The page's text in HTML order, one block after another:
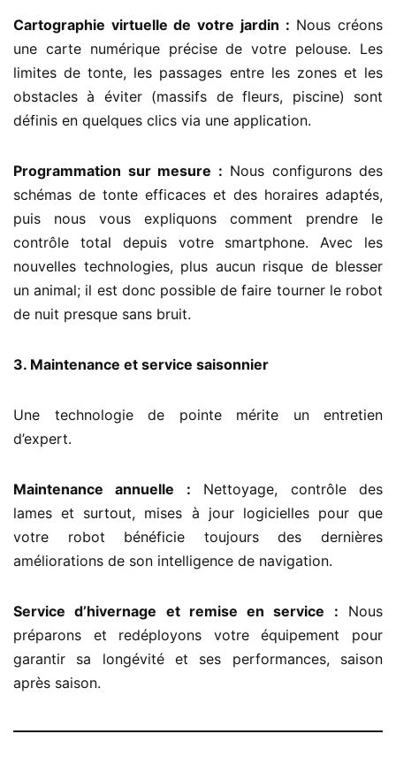
Cartographie virtuelle de votre jardin : Nous créons
une carte numérique précise de votre pelouse. Les
limites de tonte, les passages entre les zones et les
obstacles à éviter (massifs de fleurs, piscine) sont
définis en quelques clics via une application.
Programmation sur mesure : Nous configurons des
schémas de tonte efficaces et des horaires adaptés,
puis nous vous expliquons comment prendre le
contrôle total depuis votre smartphone. Avec les
nouvelles technologies, plus aucun risque de blesser
un animal; il est donc possible de faire tourner le robot
de nuit presque sans bruit.
3. Maintenance et service saisonnier
Une technologie de pointe mérite un entretien
d’expert.
Maintenance annuelle : Nettoyage, contrôle des
lames et surtout, mises à jour logicielles pour que
votre robot bénéficie toujours des dernières
améliorations de son intelligence de navigation.
Service d’hivernage et remise en service : Nous
préparons et redéployons votre équipement pour
garantir sa longévité et ses performances, saison
après saison.